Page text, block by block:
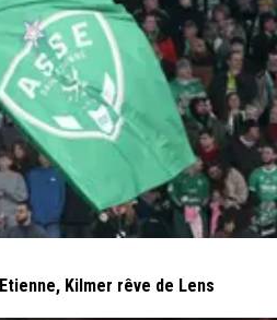
Kilmer rêve de Lens